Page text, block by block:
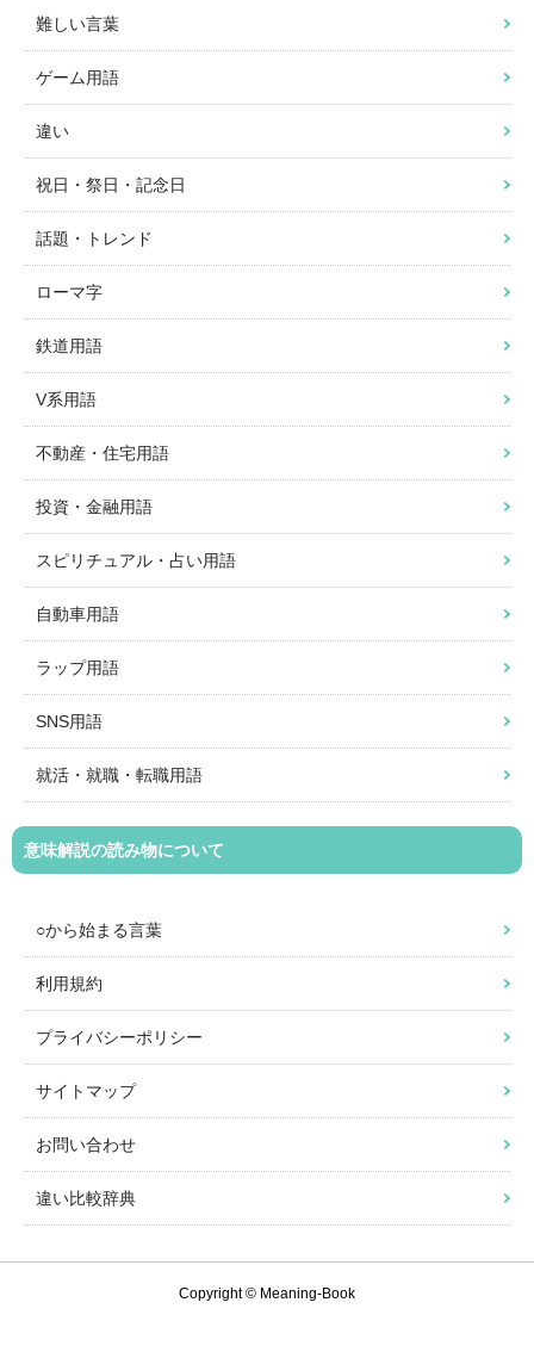
難しい言葉
ゲーム用語
違い
祝日・祭日・記念日
話題・トレンド
ローマ字
鉄道用語
V系用語
不動産・住宅用語
投資・金融用語
スピリチュアル・占い用語
自動車用語
ラップ用語
SNS用語
就活・就職・転職用語
意味解説の読み物について
○から始まる言葉
利用規約
プライバシーポリシー
サイトマップ
お問い合わせ
違い比較辞典
Copyright © Meaning-Book